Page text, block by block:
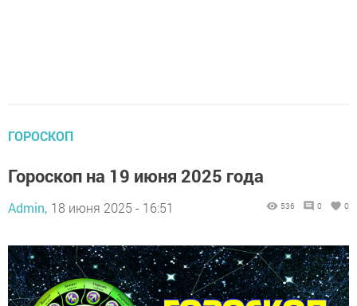
ГОРОСКОП
Гороскоп на 19 июня 2025 года
Admin, 18 июня 2025 - 16:51 536 0 0